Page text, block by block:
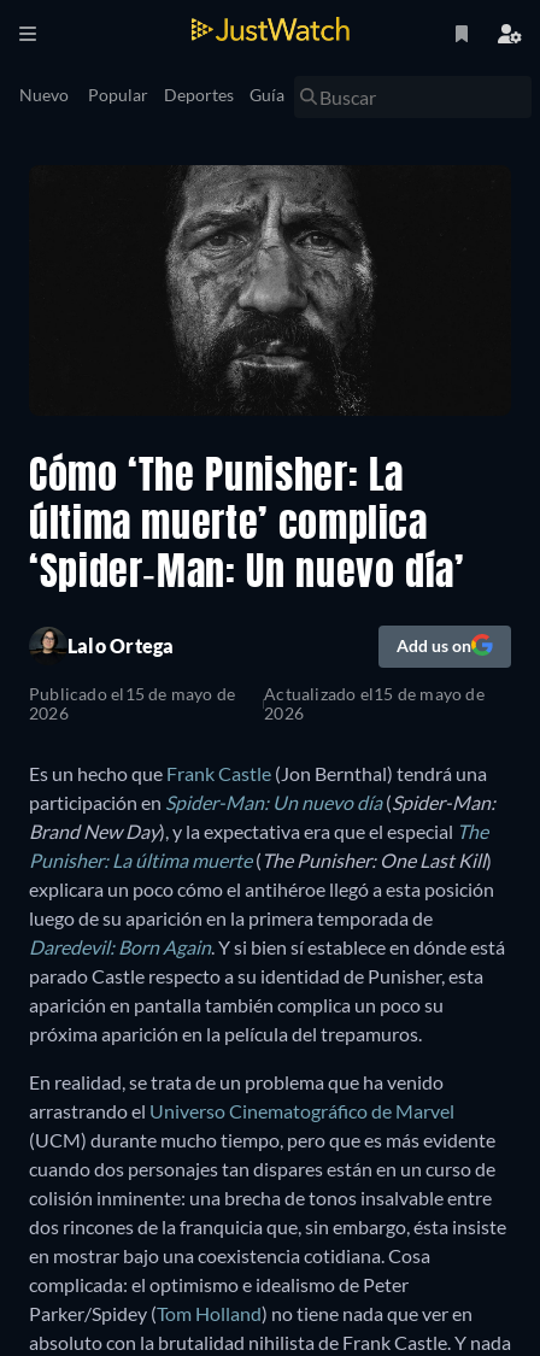
Nuevo Popular Deportes Guía
Cómo ‘The Punisher: La
última muerte’ complica
‘Spider-Man: Un nuevo día’
Lalo Ortega Add us on
Publicado el15 de mayo de
2026
Actualizado el15 de mayo de
2026
Es un hecho que Frank Castle (Jon Bernthal) tendrá una
participación en Spider-Man: Un nuevo día(Spider-Man:
Brand New Day), y la expectativa era que el especial The
Punisher: La última muerte( The Punisher: One Last Kill)
explicara un poco cómo el antihéroe llegó a esta posición
luego de su aparición en la primera temporada de
Daredevil: Born Again. Y si bien sí establece en dónde está
parado Castle respecto a su identidad de Punisher, esta
aparición en pantalla también complica un poco su
próxima aparición en la película del trepamuros.
En realidad, se trata de un problema que ha venido
arrastrando el Universo Cinematográfico de Marvel
(UCM) durante mucho tiempo, pero que es más evidente
cuando dos personajes tan dispares están en un curso de
colisión inminente: una brecha de tonos insalvable entre
dos rincones de la franquicia que, sin embargo, ésta insiste
en mostrar bajo una coexistencia cotidiana. Cosa
complicada: el optimismo e idealismo de Peter
Parker/Spidey (Tom Holland) no tiene nada que ver en
absoluto con la brutalidad nihilista de Frank Castle. Y nada